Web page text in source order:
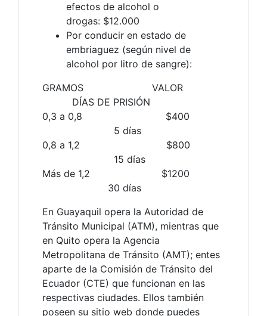
efectos de alcohol o
drogas: $12.000
Por conducir en estado de
embriaguez (según nivel de
alcohol por litro de sangre):
GRAMOS VALOR
DÍAS DE PRISIÓN
0,3 a 0,8 $400
5 días
0,8 a 1,2 $800
15 días
Más de 1,2 $1200
30 días
En Guayaquil opera la Autoridad de
Tránsito Municipal (ATM), mientras que
en Quito opera la Agencia
Metropolitana de Tránsito (AMT); entes
aparte de la Comisión de Tránsito del
Ecuador (CTE) que funcionan en las
respectivas ciudades. Ellos también
poseen su sitio web donde puedes